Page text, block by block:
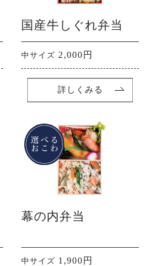
国産牛しぐれ弁当
中サイズ 2,000円
詳しくみる
幕の内弁当
中サイズ 1,900円